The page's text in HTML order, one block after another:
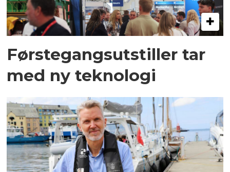
Førstegangsutstiller tar
med ny teknologi